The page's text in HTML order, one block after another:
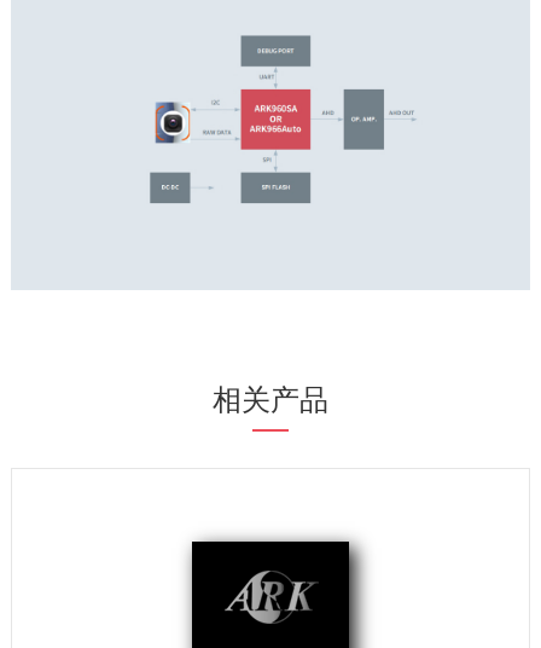
相关产品